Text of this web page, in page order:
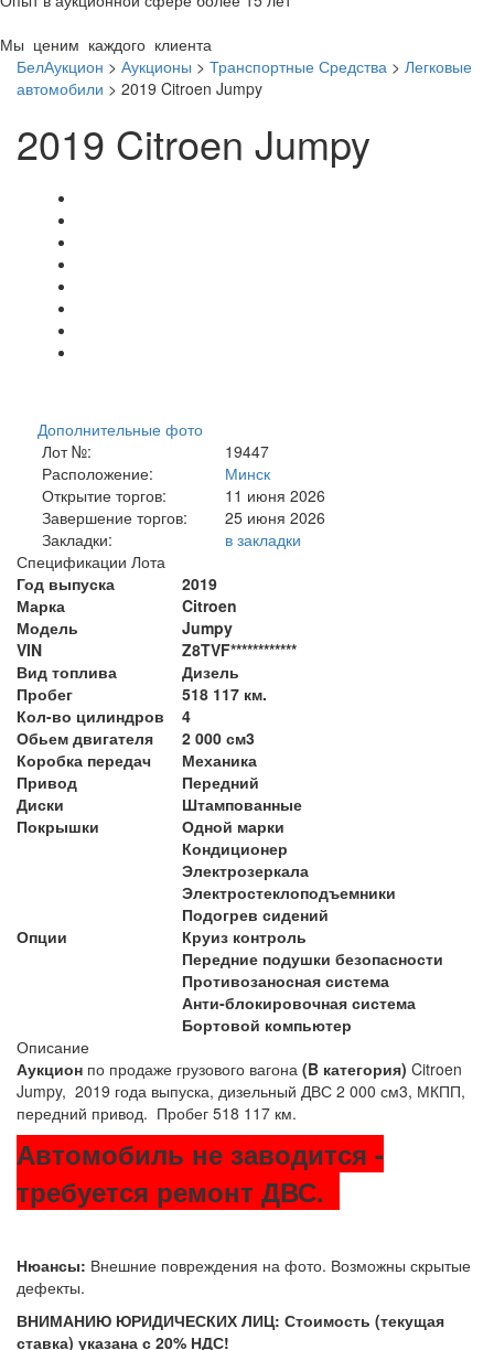
Мы ценим каждого клиента
БелАукцион > Аукционы > Транспортные Средства > Легковые
автомобили > 2019 Citroen Jumpy
2019 Citroen Jumpy
Дополнительные фото
Лот №:
19447
Расположение:
Минск
Открытие торгов:
11 июня 2026
Завершение торгов:
25 июня 2026
Закладки:
в закладки
Спецификации Лота
Год выпуска
2019
Марка
Citroen
Модель
Jumpy
VIN
Z8TVF************
Вид топлива
Дизель
Пробег
518 117 км.
Кол-во цилиндров
4
Обьем двигателя
2 000 см3
Коробка передач
Механика
Привод
Передний
Диски
Штампованные
Покрышки
Одной марки
Опции
Кондиционер
Электрозеркала
Электростеклоподъемники
Подогрев сидений
Круиз контроль
Передние подушки безопасности
Противозаносная система
Анти-блокировочная система
Бортовой компьютер
Описание
Аукцион по продаже грузового вагона (B категория) Citroen
Jumpy, 2019 года выпуска, дизельный ДВС 2 000 см3, МКПП,
передний привод. Пробег 518 117 км.
Автомобиль не заводится -
требуется ремонт ДВС.
Нюансы: Внешние повреждения на фото. Возможны скрытые
дефекты.
ВНИМАНИЮ ЮРИДИЧЕСКИХ ЛИЦ: Стоимость (текущая
ставка) указана с 20% НДС!